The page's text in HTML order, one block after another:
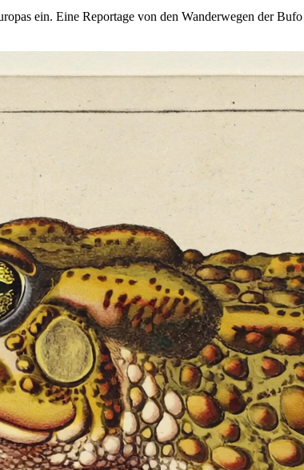
ein. Eine Reportage von den Wanderwegen der